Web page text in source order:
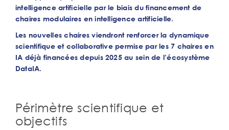
intelligence artificielle par le biais du financement de
chaires modulaires en intelligence artificielle.
Les nouvelles chaires viendront renforcer la dynamique
scientifique et collaborative permise par les 7 chaires en
IA déjà financées depuis 2025 au sein de l’écosystème
DataIA.
Périmètre scientifique et
objectifs